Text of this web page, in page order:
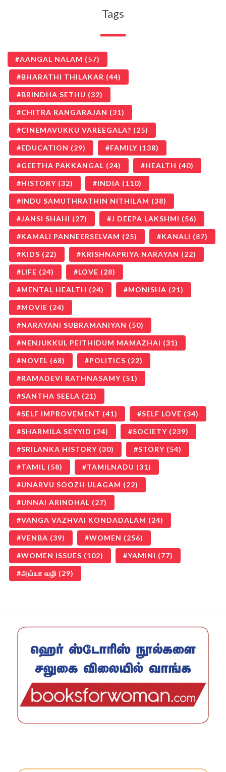
Tags
AANGAL NALAM (57)
BHARATHI THILAKAR (44)
BRINDHA SETHU (32)
CHITRA RANGARAJAN (31)
CINEMAVUKKU VAREEGALA? (25)
EDUCATION (29) FAMILY (138)
GEETHA PAKKANGAL (24) HEALTH (40)
HISTORY (32) INDIA (110)
INDU SAMUTHRATHIN NITHILAM (38)
JANSI SHAHI (27) J DEEPA LAKSHMI (56)
KAMALI PANNEERSELVAM (25) KANALI (87)
KIDS (22) KRISHNAPRIYA NARAYAN (22)
LIFE (24) LOVE (28)
MENTAL HEALTH (24) MONISHA (21)
MOVIE (24)
NARAYANI SUBRAMANIYAN (50)
NENJUKKUL PEITHIDUM MAMAZHAI (31)
NOVEL (68) POLITICS (22)
RAMADEVI RATHNASAMY (51)
SANTHA SEELA (21)
SELF IMPROVEMENT (41) SELF LOVE (34)
SHARMILA SEYYID (24) SOCIETY (239)
SRILANKA HISTORY (30) STORY (54)
TAMIL (58) TAMILNADU (31)
UNARVU SOOZH ULAGAM (22)
UNNAI ARINDHAL (27)
VANGA VAZHVAI KONDADALAM (24)
VENBA (39) WOMEN (256)
WOMEN ISSUES (102) YAMINI (77)
அய்யா வழி (29)